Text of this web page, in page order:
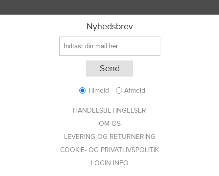
Nyhedsbrev
Tilmeld Afmeld
HANDELSBETINGELSER
OM OS
LEVERING OG RETURNERING
COOKIE- OG PRIVATLIVSPOLITIK
LOGIN INFO